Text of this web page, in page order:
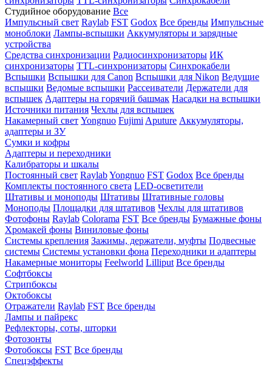
Студийное оборудование Все
Импульсный свет Raylab FST Godox Все бренды Импульсные
моноблоки Лампы-вспышки Аккумуляторы и зарядные
устройства
Средства синхронизации Радиосинхронизаторы ИК
синхронизаторы TTL-синхронизаторы Синхрокабели
Вспышки Вспышки для Canon Вспышки для Nikon Ведущие
вспышки Ведомые вспышки Рассеиватели Держатели для
вспышек Адаптеры на горячий башмак Насадки на вспышки
Источники питания Чехлы для вспышек
Накамерный свет Yongnuo Fujimi Aputure Аккумуляторы,
адаптеры и ЗУ
Сумки и кофры
Адаптеры и переходники
Калибраторы и шкалы
Постоянный свет RaylabYongnuo FST Godox Все бренды
Комплекты постоянного света LED-осветители
Штативы и моноподы Штативы Штативные головы
Моноподы Площадки для штативов Чехлы для штативов
Фотофоны Raylab Colorama FST Все бренды Бумажные фоны
Хромакей фоны Виниловые фоны
Системы крепления Зажимы, держатели, муфты Подвесные
системы Системы установки фона Переходники и адаптеры
Накамерные мониторы Feelworld Lilliput Все бренды
Софтбоксы
Стрипбоксы
Октобоксы
Отражатели Raylab FST Все бренды
Лампы и пайрекс
Рефлекторы, соты, шторки
Фотозонты
Фотобоксы FST Все бренды
Спецэффекты